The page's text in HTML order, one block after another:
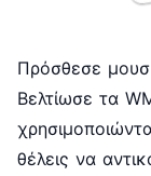
Πρόσθεσε
Βελτίωσε τα
θέλεις να